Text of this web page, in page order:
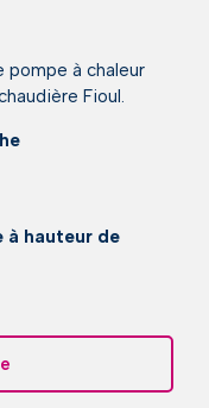
pompe à chaleur
Fioul.
à hauteur de